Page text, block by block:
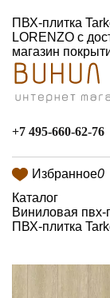
ПВХ-плитка
LORENZO с
магазин
+7 495-660-62-76
Избранное0
Каталог
Виниловая пвх-
ПВХ-плитка